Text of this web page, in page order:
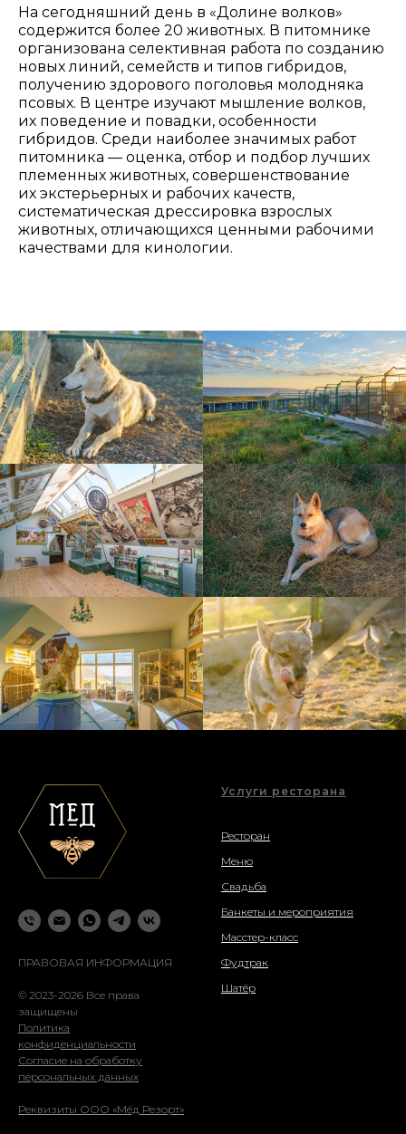
На сегодняшний день в «Долине волков»
содержится более 20 животных. В питомнике
организована селективная работа по созданию
новых линий, семейств и типов гибридов,
получению здорового поголовья молодняка
псовых. В центре изучают мышление волков,
их поведение и повадки, особенности
гибридов. Среди наиболее значимых работ
питомника — оценка, отбор и подбор лучших
племенных животных, совершенствование
их экстерьерных и рабочих качеств,
систематическая дрессировка взрослых
животных, отличающихся ценными рабочими
качествами для кинологии.
ПРАВОВАЯ ИНФОРМАЦИЯ
© 2023-2026 Все права
защищены
Политика
конфиденциальности
Согласие на обработку
персональных данных
Реквизиты ООО «Мёд Резорт»
Услуги ресторана
Ресторан
Меню
Свадьба
Банкеты и мероприятия
Масстер-класс
Фудтрак
Шатёр